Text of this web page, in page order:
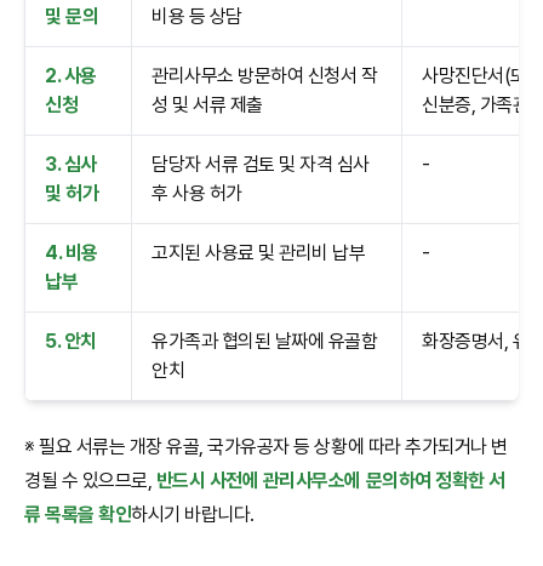
및 문의
비용 등 상담
2. 사용
신청
관리사무소 방문하여 신청서 작
성 및 서류 제출
사망진단서(또
신분증, 가족관
3. 심사
및 허가
담당자 서류 검토 및 자격 심사
후 사용 허가
-
4. 비용
납부
고지된 사용료 및 관리비 납부 -
5. 안치
유가족과 협의된 날짜에 유골함
안치
화장증명서, 유
※ 필요 서류는 개장 유골, 국가유공자 등 상황에 따라 추가되거나 변
경될 수 있으므로, 반드시 사전에 관리사무소에 문의하여 정확한 서
류 목록을 확인하시기 바랍니다.